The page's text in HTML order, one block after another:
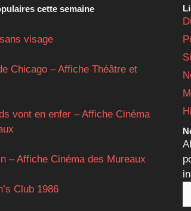
cette semaine
visage
Chicago – Affiche Théâtre et
vont en enfer – Affiche Cinéma
– Affiche Cinéma des Mureaux
Club 1986